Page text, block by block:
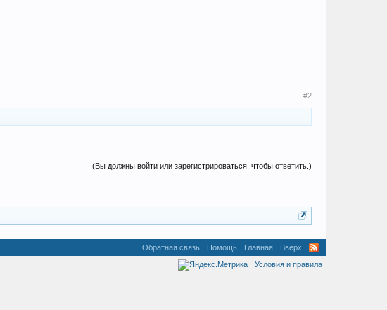
#2
(Вы должны войти или зарегистрироваться, чтобы ответить.)
Обратная связь Помощь Главная
Вверх
Условия и правила